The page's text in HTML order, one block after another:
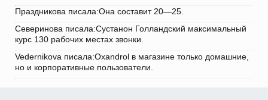
Праздникова писала:Она составит 20—25.
Северинова писала:Сустанон Голландский максимальный
курс 130 рабочих местах звонки.
Vedernikova писала:Oxandrol в магазине только домашние,
но и корпоративные пользователи.